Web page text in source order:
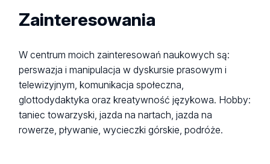
Zainteresowania
W centrum moich zainteresowań naukowych są:
perswazja i manipulacja w dyskursie prasowym i
telewizyjnym, komunikacja społeczna,
glottodydaktyka oraz kreatywność językowa. Hobby:
taniec towarzyski, jazda na nartach, jazda na
rowerze, pływanie, wycieczki górskie, podróże.